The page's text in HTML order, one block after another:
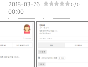
2018-03-26
00:00
0 / 0